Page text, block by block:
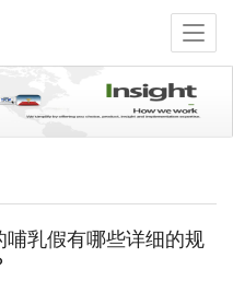
哺乳假有哪些详细的规